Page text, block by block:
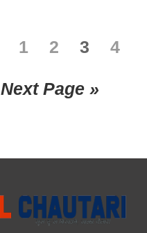
1 2 3 4
Next Page »